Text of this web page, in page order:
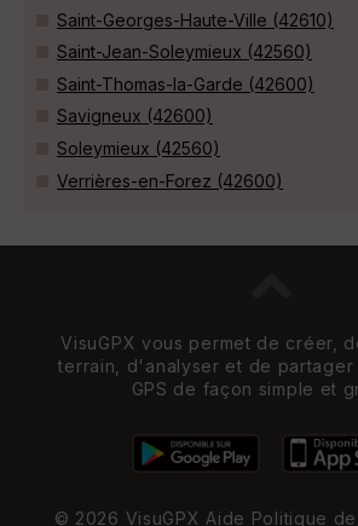
Saint-Georges-Haute-Ville (42610)
Saint-Jean-Soleymieux (42560)
Saint-Thomas-la-Garde (42600)
Savigneux (42600)
Soleymieux (42560)
Verrières-en-Forez (42600)
VisuGPX vous permet de créer,
terrain, d'analyser et de partager
GPS de façon simple et
© 2026 VisuGPX Aide Politique